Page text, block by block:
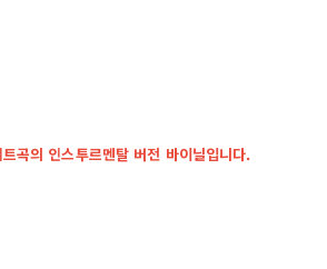
곡의 인스투르멘탈 버전 바이닐입니다.